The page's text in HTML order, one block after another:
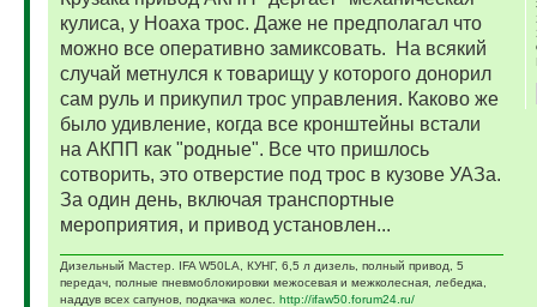
кулиса, у Ноаха трос. Даже не предполагал что
можно все оперативно замиксовать.
На всякий
случай метнулся к товарищу у которого донорил
сам руль и прикупил трос управления. Каково же
было удивление, когда все кронштейны встали
на АКПП как "родные". Все что пришлось
сотворить, это отверстие под трос в кузове УАЗа.
За один день, включая транспортные
мероприятия, и привод установлен...
Дизельный Мастер. IFA W50LA, КУНГ, 6,5 л дизель, полный привод, 5
передач, полные пневмоблокировки межосевая и межколесная, лебедка,
наддув всех сапунов, подкачка колес. http://ifaw50.forum24.ru/